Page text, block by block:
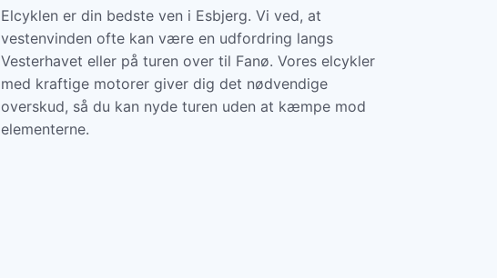
Elcyklen er din bedste ven i Esbjerg. Vi ved, at
vestenvinden ofte kan være en udfordring langs
Vesterhavet eller på turen over til Fanø. Vores elcykler
med kraftige motorer giver dig det nødvendige
overskud, så du kan nyde turen uden at kæmpe mod
elementerne.